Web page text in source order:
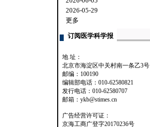
2026-05-29
更多
订阅医学科学报
地 址：
北京市海淀区中关村南一条乙3号
邮编：100190
编辑部电话：010-62580821
发行电话：010-62580707
邮箱：ykb@stimes.cn
广告经营许可证：
京海工商广登字20170236号